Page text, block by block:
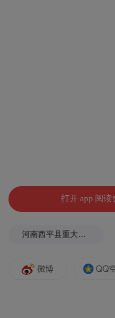
作。
总部从加州搬到得州
性别认同法。格伯指
打开 app 阅
河南西平县重大刑案嫌疑人落网，在一片玉米地里被抓